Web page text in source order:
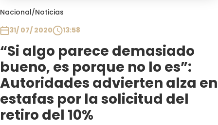
Nacional/Noticias
31/ 07/ 2020
13:58
“Si algo parece demasiado
bueno, es porque no lo es”:
Autoridades advierten alza en
estafas por la solicitud del
retiro del 10%
Club De La Comedia
Plan Perfecto
El Tiempo
Sabingo
Todos Los Programas